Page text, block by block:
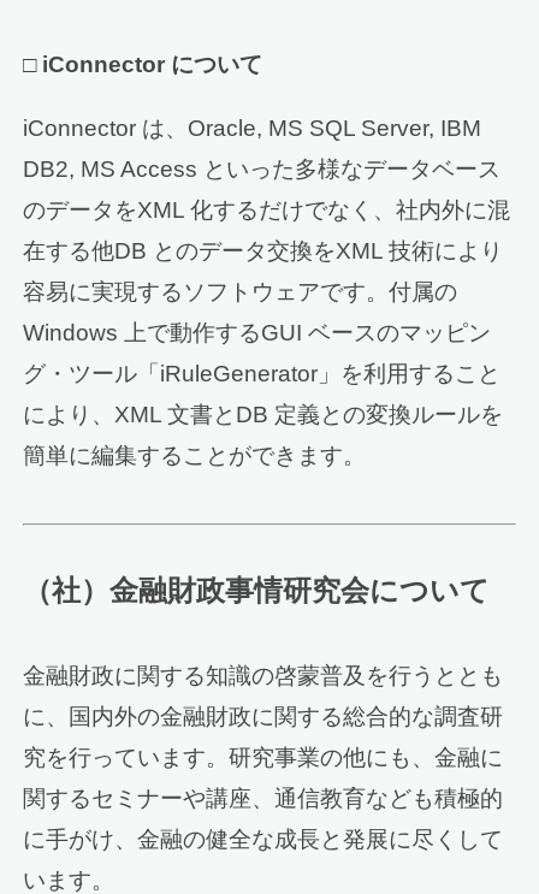
□ iConnector について
iConnector は、Oracle, MS SQL Server, IBM
DB2, MS Access といった多様なデータベース
のデータをXML 化するだけでなく、社内外に混
在する他DB とのデータ交換をXML 技術により
容易に実現するソフトウェアです。付属の
Windows 上で動作するGUI ベースのマッピン
グ・ツール「iRuleGenerator」を利用すること
により、XML 文書とDB 定義との変換ルールを
簡単に編集することができます。
（社）金融財政事情研究会について
金融財政に関する知識の啓蒙普及を行うととも
に、国内外の金融財政に関する総合的な調査研
究を行っています。研究事業の他にも、金融に
関するセミナーや講座、通信教育なども積極的
に手がけ、金融の健全な成長と発展に尽くして
います。